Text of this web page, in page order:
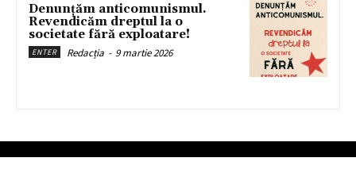
Denunțăm anticomunismul.
Revendicăm dreptul la o
societate fără exploatare!
ENTER Redacția - 9 martie 2026